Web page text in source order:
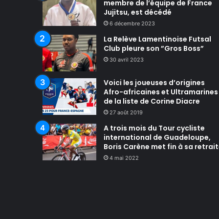
membre de l’équipe de France
Jujitsu, est décédé
6 décembre 2023
La Relève Lamentinoise Futsal
Club pleure son ”Gros Boss”
30 avril 2023
Voici les joueuses d’origines
Afro-africaines et Ultramarines
de la liste de Corine Diacre
27 août 2019
A trois mois du Tour cycliste
international de Guadeloupe,
Boris Carène met fin à sa
4 mai 2022